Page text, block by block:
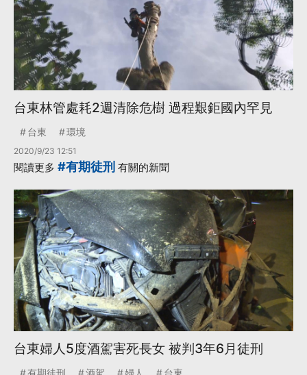
台東林管處耗2週清除危樹 過程艱鉅國內罕見
台東 環境
2020/9/23 12:51
閱讀更多 #有期徒刑 有關的新聞
台東婦人5度酒駕害死長女 被判3年6月徒刑